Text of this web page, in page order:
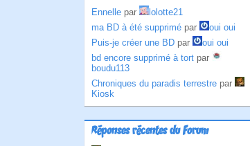
Ennelle par
lolotte21
ma BD à été supprimé par
oui oui
Puis-je créer une BD par
oui oui
bd encore supprimé à tort par
boudu113
Chroniques du paradis terrestre par
Kiosk
Réponses récentes du Forum